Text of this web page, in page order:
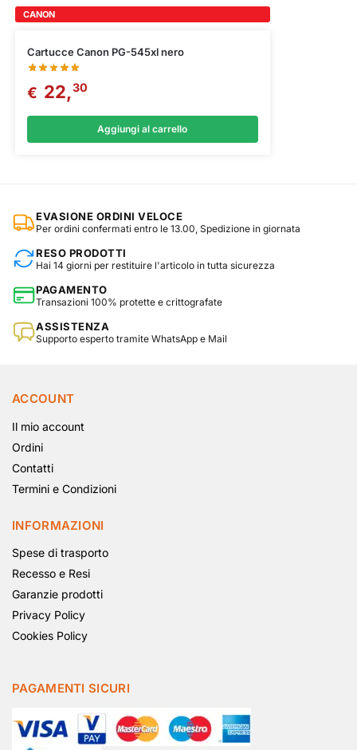
CANON
Cartucce Canon PG-545xl nero
€ 22,30
Aggiungi al carrello
EVASIONE ORDINI VELOCE
Per ordini confermati entro le 13.00, Spedizione in giornata
RESO PRODOTTI
Hai 14 giorni per restituire l'articolo in tutta sicurezza
PAGAMENTO
Transazioni 100% protette e crittografate
ASSISTENZA
Supporto esperto tramite WhatsApp e Mail
ACCOUNT
Il mio account
Ordini
Contatti
Termini e Condizioni
INFORMAZIONI
Spese di trasporto
Recesso e Resi
Garanzie prodotti
Privacy Policy
Cookies Policy
PAGAMENTI SICURI